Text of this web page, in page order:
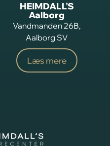
HEIMDALL'S
Aalborg
Vandmanden 26B,
Aalborg SV
Læs mere